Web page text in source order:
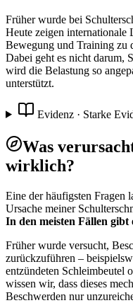
Früher wurde bei
Heute zeigen internationale
Bewegung und Training zu
Dabei geht es nicht darum,
wird die Belastung so
unterstützt.
Evidenz · Starke
Was
wirklich?
Eine der häufigsten Fragen
Ursache meiner
In den meisten Fällen gibt
Früher wurde versucht,
zurückzuführen –
entzündeten Schleimbeutel
wissen wir, dass dieses
Beschwerden nur